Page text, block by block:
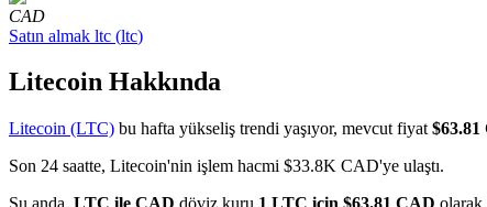
CAD
Satın almak ltc (ltc)
Litecoin Hakkında
Litecoin (LTC) bu hafta yükseliş trendi yaşıyor, mevcut fiyat $63.81
Son 24 saatte, Litecoin'nin işlem hacmi $33.8K CAD'ye ulaştı.